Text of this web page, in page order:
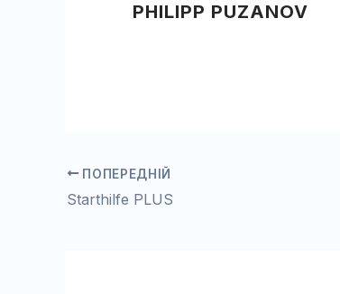
PHILIPP PUZANOV
ПОПЕРЕДНІЙ
Starthilfe PLUS